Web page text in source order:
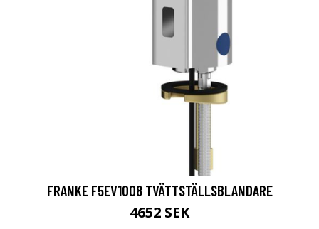
FRANKE F5EV1008 TVÄTTSTÄLLSBLANDARE
4652 SEK